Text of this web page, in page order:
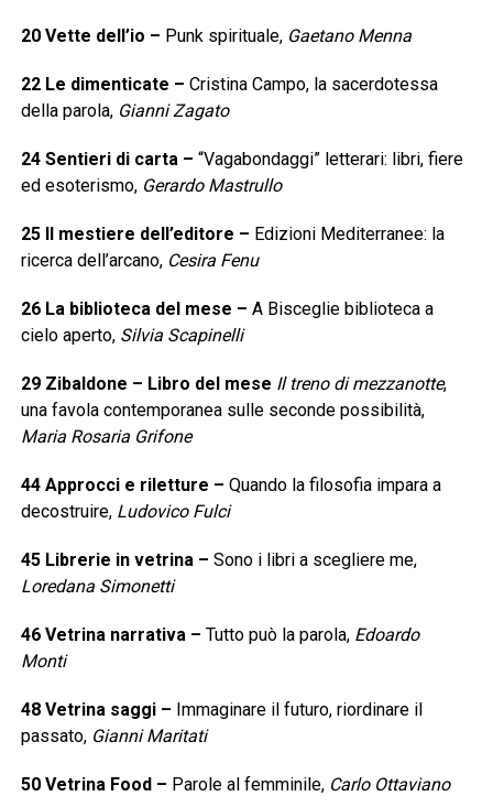
20 Vette dell’io – Punk spirituale, Gaetano Menna
22 Le dimenticate – Cristina Campo, la sacerdotessa
della parola, Gianni Zagato
24 Sentieri di carta– “Vagabondaggi” letterari: libri, fiere
ed esoterismo, Gerardo Mastrullo
25 Il mestiere dell’editore – Edizioni Mediterranee: la
ricerca dell’arcano, Cesira Fenu
26 La biblioteca del mese – A Bisceglie biblioteca a
cielo aperto, Silvia Scapinelli
29 Zibaldone – Libro del mese Il treno di mezzanotte,
una favola contemporanea sulle seconde possibilità,
Maria Rosaria Grifone
44 Approcci e riletture – Quando la filosofia impara a
decostruire, Ludovico Fulci
45 Librerie in vetrina– Sono i libri a scegliere me,
Loredana Simonetti
46 Vetrina narrativa– Tutto può la parola, Edoardo
Monti
48 Vetrina saggi– Immaginare il futuro, riordinare il
passato, Gianni Maritati
50 Vetrina Food – Parole al femminile, Carlo Ottaviano